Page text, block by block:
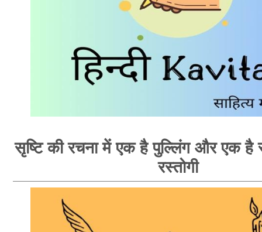
सृष्टि की रचना में एक है पुल्लिंग और एक है
रस्तोगी